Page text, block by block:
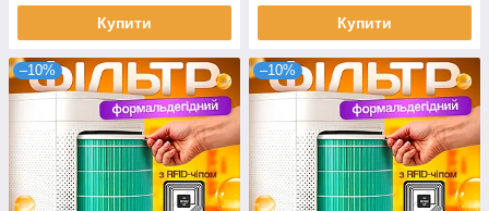
Купити Купити
–10% –10%